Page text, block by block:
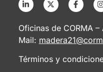
Oficinas de CORMA
Mail:
Términos y